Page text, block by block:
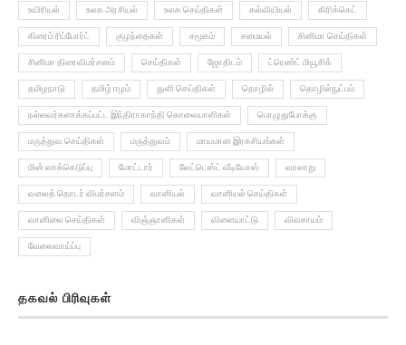
உயிரியல் உலக அரசியல் உலக செய்திகள் கல்வியியல் கிரிக்கெட்
கிரைம் ரிப்போர்ட் குழந்தைகள் சமூகம் சமையல் சினிமா செய்திகள்
சினிமா திரைவிமர்சனம் செய்திகள் ஜோதிடம் ட்ரெண்ட் மியூசிக்
தமிழநாடு தமிழ் ஈழம் துளி செய்திகள் தொழில் தொழில்நுட்பம்
நல்லவர்களாக்கப்பட்ட இந்திராகாந்தி கொலையாளிகள் பொழுதுபோக்கு
மருத்துவ செய்திகள் மருத்துவம் மாயமான இரகசியங்கள்
மின் வாக்கெடுப்பு மோட்டார் லேட்டெஸ்ட் வீடியோஸ் வரலாறு
வலைத் தொடர் விமர்சனம் வானியல் வானியல் செய்திகள்
வானிலை செய்திகள் விஞ்ஞானிகள் விளையாட்டு விவசாயம்
வேலைவாய்ப்பு
தகவல் பிரிவுகள்